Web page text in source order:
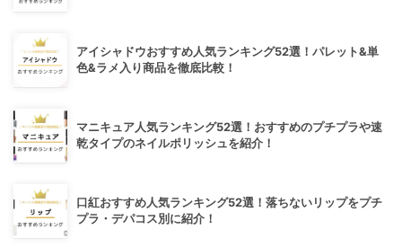
アイシャドウおすすめ人気ランキング52選！パレット&単
色&ラメ入り商品を徹底比較！
マニキュア人気ランキング52選！おすすめのプチプラや速
乾タイプのネイルポリッシュを紹介！
口紅おすすめ人気ランキング52選！落ちないリップをプチ
プラ・デパコス別に紹介！